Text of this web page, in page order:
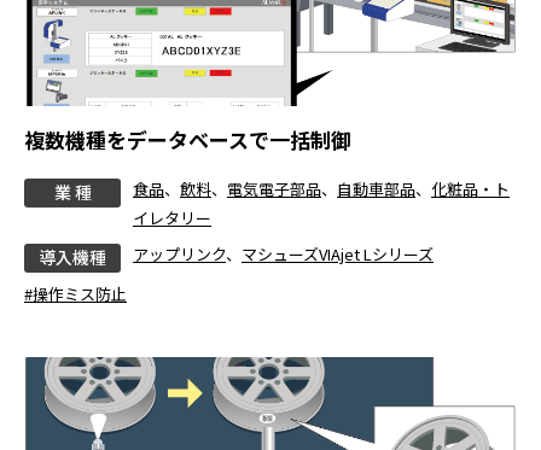
複数機種をデータベースで一括制御
業 種 食品、 飲料、 電気電子部品、 自動車部品、 化粧品・ト
イレタリー
導入機種 アップリンク、 マシューズVIAjet Lシリーズ
#操作ミス防止